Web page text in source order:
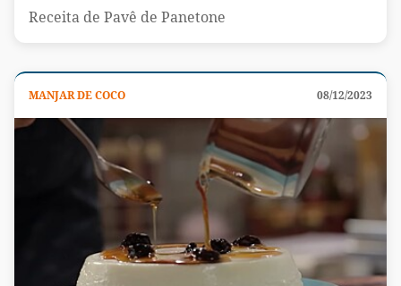
Receita de Pavê de Panetone
MANJAR DE COCO 08/12/2023